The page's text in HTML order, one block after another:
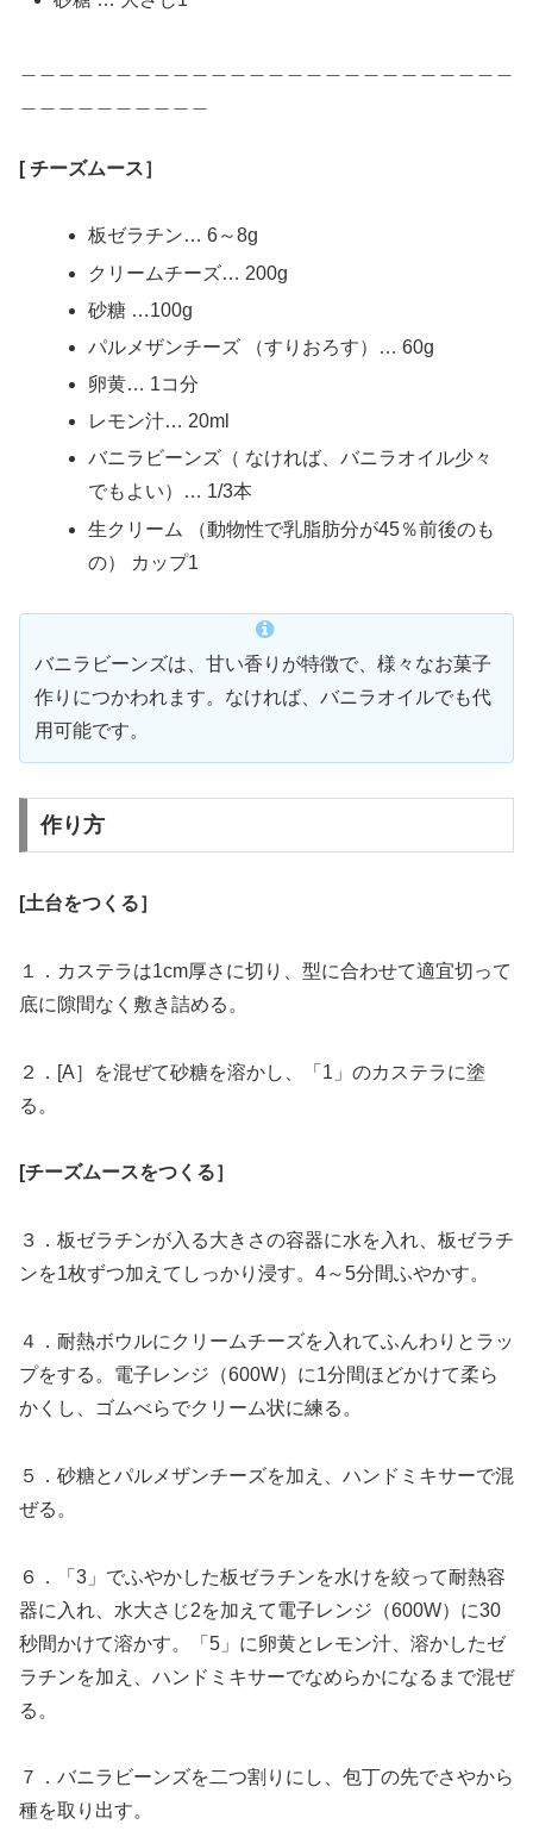
[ チーズムース］
板ゼラチン… 6～8g
クリームチーズ… 200g
砂糖 …100g
パルメザンチーズ （すりおろす）… 60g
卵黄… 1コ分
レモン汁… 20ml
バニラビーンズ（ なければ、バニラオイル少々
でもよい）… 1/3本
生クリーム （動物性で乳脂肪分が45％前後のも
の） カップ1
バニラビーンズは、甘い香りが特徴で、様々なお菓子
作りにつかわれます。なければ、バニラオイルでも代
用可能です。
作り方
[土台をつくる］
１．カステラは1cm厚さに切り、型に合わせて適宜切って
底に隙間なく敷き詰める。
２．[A］を混ぜて砂糖を溶かし、「1」のカステラに塗
る。
[チーズムースをつくる］
３．板ゼラチンが入る大きさの容器に水を入れ、板ゼラチ
ンを1枚ずつ加えてしっかり浸す。4～5分間ふやかす。
４．耐熱ボウルにクリームチーズを入れてふんわりとラッ
プをする。電子レンジ（600W）に1分間ほどかけて柔ら
かくし、ゴムべらでクリーム状に練る。
５．砂糖とパルメザンチーズを加え、ハンドミキサーで混
ぜる。
６．「3」でふやかした板ゼラチンを水けを絞って耐熱容
器に入れ、水大さじ2を加えて電子レンジ（600W）に30
秒間かけて溶かす。「5」に卵黄とレモン汁、溶かしたゼ
ラチンを加え、ハンドミキサーでなめらかになるまで混ぜ
る。
７．バニラビーンズを二つ割りにし、包丁の先でさやから
種を取り出す。